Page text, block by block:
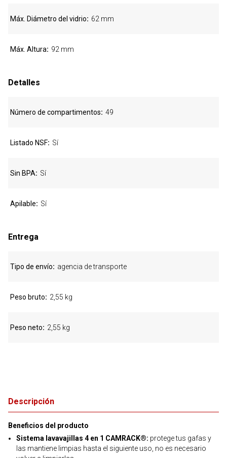
Descripción
Beneficios del producto
Sistema lavavajillas 4 en 1 CAMRACK®: protege tus gafas y
las mantiene limpias hasta el siguiente uso, no es necesario
Máx. Diámetro del vidrio 62 mm
Máx. Altura 92 mm
Detalles
Número de compartimentos 49
Listado NSF Sí
Sin BPA Sí
Apilable Sí
Entrega
Tipo de envío agencia de transporte
Peso bruto 2,55 kg
Peso neto 2,55 kg